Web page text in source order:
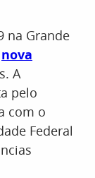
na Grande
nova
A
pelo
com o
Federal